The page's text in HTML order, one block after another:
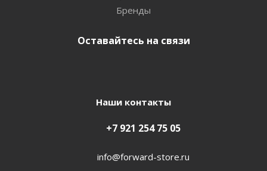
Бренды
Оставайтесь на связи
Наши контакты
+7 921 254 75 05
info@forward-store.ru